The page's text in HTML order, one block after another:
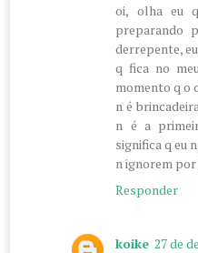
oi, olha eu
preparando
derrepente,
q fica no
momento q o
n é
n é a
significa q eu
n ignorem
Responder
koike 27 de